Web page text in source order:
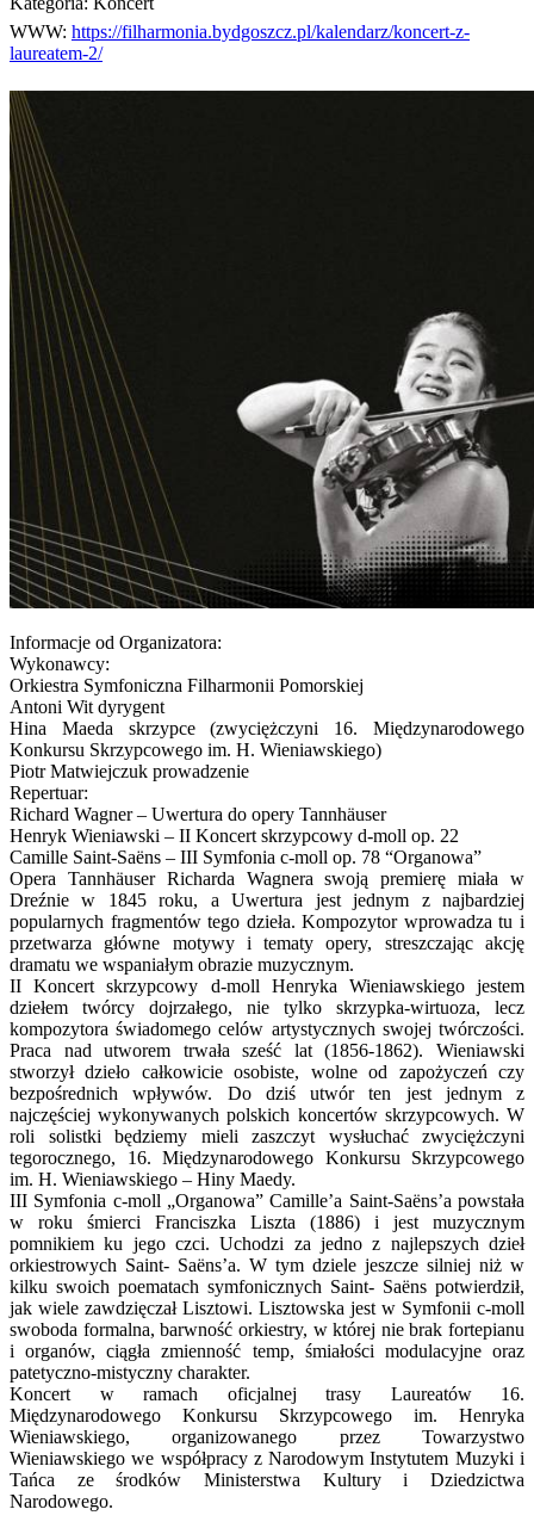
WWW: https://filharmonia.bydgoszcz.pl/kalendarz/koncert-z-
laureatem-2/
Informacje od Organizatora:
Wykonawcy:
Orkiestra Symfoniczna Filharmonii Pomorskiej
Antoni Wit dyrygent
Hina Maeda skrzypce (zwyciężczyni 16. Międzynarodowego
Konkursu Skrzypcowego im. H. Wieniawskiego)
Piotr Matwiejczuk prowadzenie
Repertuar:
Richard Wagner – Uwertura do opery Tannhäuser
Henryk Wieniawski – II Koncert skrzypcowy d-moll op. 22
Camille Saint-Saëns – III Symfonia c-moll op. 78 “Organowa”
Opera Tannhäuser Richarda Wagnera swoją premierę miała w
Dreźnie w 1845 roku, a Uwertura jest jednym z najbardziej
popularnych fragmentów tego dzieła. Kompozytor wprowadza tu i
przetwarza główne motywy i tematy opery, streszczając akcję
dramatu we wspaniałym obrazie muzycznym.
II Koncert skrzypcowy d-moll Henryka Wieniawskiego jestem
dziełem twórcy dojrzałego, nie tylko skrzypka-wirtuoza, lecz
kompozytora świadomego celów artystycznych swojej twórczości.
Praca nad utworem trwała sześć lat (1856-1862). Wieniawski
stworzył dzieło całkowicie osobiste, wolne od zapożyczeń czy
bezpośrednich wpływów. Do dziś utwór ten jest jednym z
najczęściej wykonywanych polskich koncertów skrzypcowych. W
roli solistki będziemy mieli zaszczyt wysłuchać zwyciężczyni
tegorocznego, 16. Międzynarodowego Konkursu Skrzypcowego
im. H. Wieniawskiego – Hiny Maedy.
III Symfonia c-moll „Organowa” Camille’a Saint-Saëns’a powstała
w roku śmierci Franciszka Liszta (1886) i jest muzycznym
pomnikiem ku jego czci. Uchodzi za jedno z najlepszych dzieł
orkiestrowych Saint- Saëns’a. W tym dziele jeszcze silniej niż w
kilku swoich poematach symfonicznych Saint- Saëns potwierdził,
jak wiele zawdzięczał Lisztowi. Lisztowska jest w Symfonii c-moll
swoboda formalna, barwność orkiestry, w której nie brak fortepianu
i organów, ciągła zmienność temp, śmiałości modulacyjne oraz
patetyczno-mistyczny charakter.
Koncert w ramach oficjalnej trasy Laureatów 16.
Międzynarodowego Konkursu Skrzypcowego im. Henryka
Wieniawskiego, organizowanego przez Towarzystwo
Wieniawskiego we współpracy z Narodowym Instytutem Muzyki i
Tańca ze środków Ministerstwa Kultury i Dziedzictwa
Narodowego.